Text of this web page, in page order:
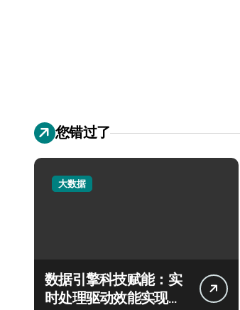
您错过了
大数据
数据引擎科技赋能：实
时处理驱动效能实现飞